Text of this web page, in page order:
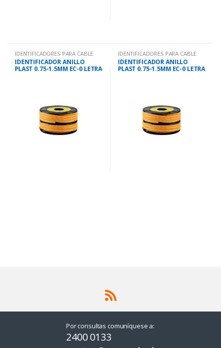
IDENTIFICADORES PARA CABLE
IDENTIFICADOR ANILLO
PLAST 0.75-1.5MM EC-0 LETRA
IDENTIFICADORES PARA CABLE
IDENTIFICADOR ANILLO
PLAST 0.75-1.5MM EC-0 LETRA
Por consultas comuníquese a:
2400 0133